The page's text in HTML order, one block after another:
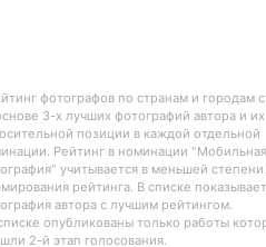
фотографов по странам и городам
3-х лучших фотографий автора и их
позиции в каждой отдельной
Рейтинг в номинации "Мобильная
учитывается в меньшей
рейтинга. В списке
автора с лучшим рейтингом.
опубликованы только работы
2-й этап голосования.